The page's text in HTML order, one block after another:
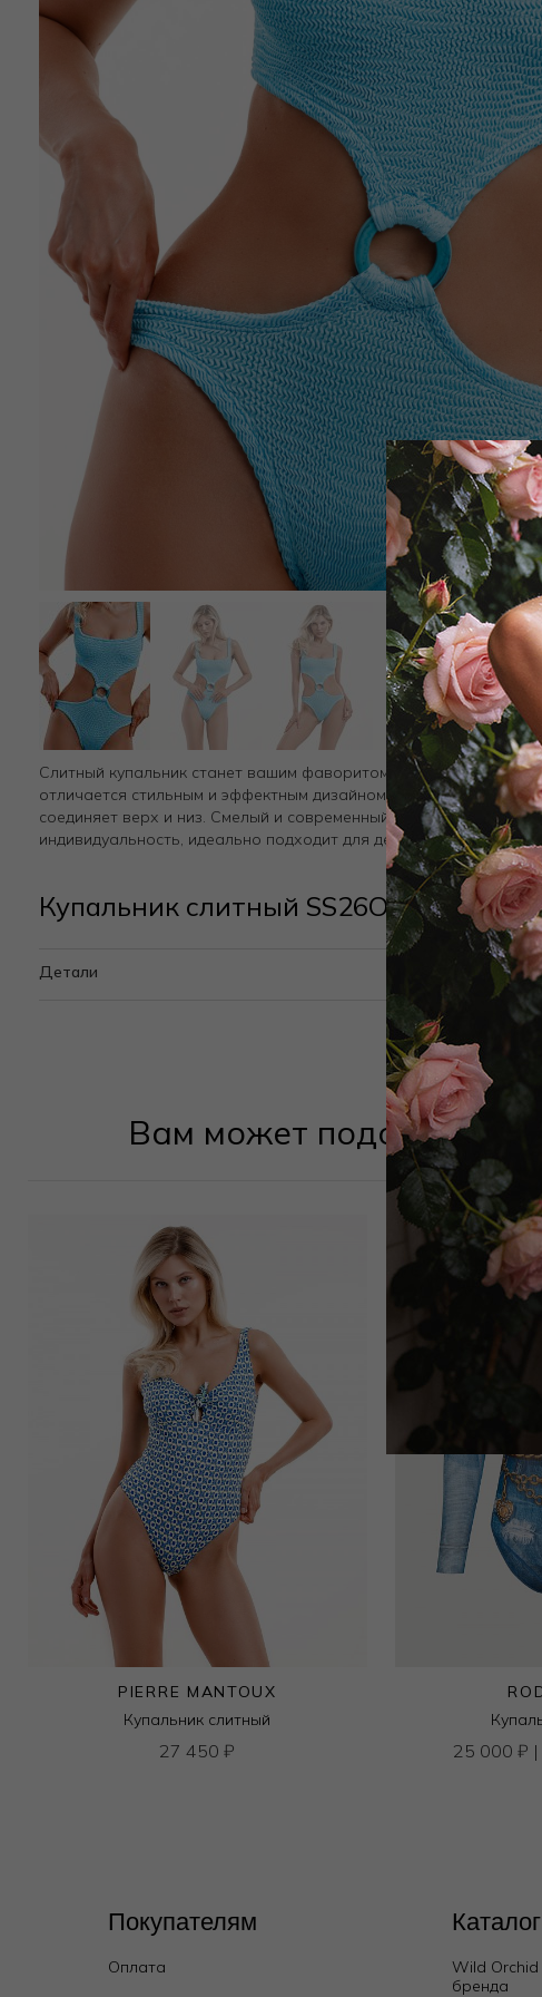
Слитный купальник станет вашим фаворитом на пляже. Модель
отличается стильным и эффектным дизайном. Декоративный
соединяет верх и низ. Смелый и современный купальник излучает
индивидуальность, идеально подходит для демонстрации вашего
Купальник слитный SS26OAQB
Детали
Вам может подойти
PIERRE MANTOUX
Купальник слитный
27 450₽ 25 000₽ |
Покупателям
Оплата
Каталог
Wild
бренда